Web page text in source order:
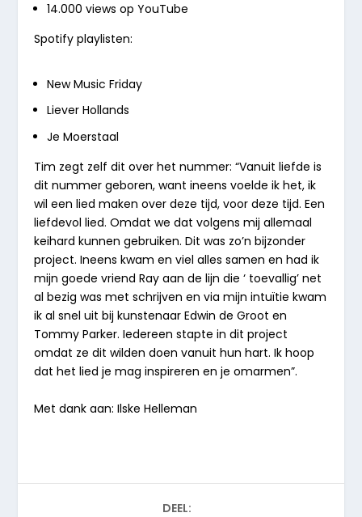
14.000 views op YouTube
Spotify playlisten:
New Music Friday
Liever Hollands
Je Moerstaal
Tim zegt zelf dit over het nummer: “Vanuit liefde is
dit nummer geboren, want ineens voelde ik het, ik
wil een lied maken over deze tijd, voor deze tijd. Een
liefdevol lied. Omdat we dat volgens mij allemaal
keihard kunnen gebruiken. Dit was zo’n bijzonder
project. Ineens kwam en viel alles samen en had ik
mijn goede vriend Ray aan de lijn die ‘ toevallig’ net
al bezig was met schrijven en via mijn intuïtie kwam
ik al snel uit bij kunstenaar Edwin de Groot en
Tommy Parker. Iedereen stapte in dit project
omdat ze dit wilden doen vanuit hun hart. Ik hoop
dat het lied je mag inspireren en je omarmen”.
Met dank aan: Ilske Helleman
DEEL: